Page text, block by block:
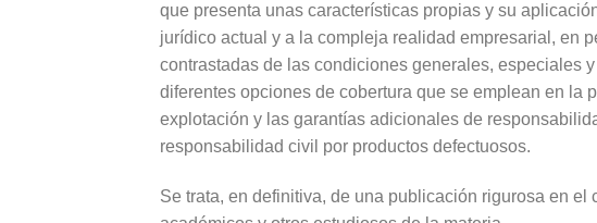
que presenta unas características propias y su
jurídico actual y a la compleja realidad empresarial, en
contrastadas de las condiciones generales, especiales
diferentes opciones de cobertura que se emplean en la
explotación y las garantías adicionales de
responsabilidad civil por productos defectuosos.
Se trata, en definitiva, de una publicación rigurosa en